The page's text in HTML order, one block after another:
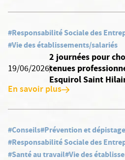
#Responsabilité Sociale des
#Vie des établissements/salariés
19/06/2026
2 journées pour
tenues
Esquirol Saint
En savoir plus
#Conseils#Prévention et dépistage
#Responsabilité Sociale des
#Santé au travail#Vie des